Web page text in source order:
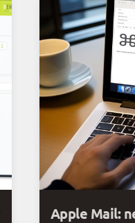
über die Daten
welche Felder
sollen.
Apple Mail: